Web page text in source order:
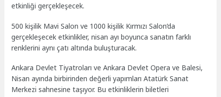
etkinliği gerçekleşecek.
500 kişilik Mavi Salon ve 1000 kişilik Kırmızı Salon’da
gerçekleşecek etkinlikler, nisan ayı boyunca sanatın farklı
renklerini aynı çatı altında buluşturacak.
Ankara Devlet Tiyatroları ve Ankara Devlet Opera ve Balesi,
Nisan ayında birbirinden değerli yapımları Atatürk Sanat
Merkezi sahnesine taşıyor. Bu etkinliklerin biletleri